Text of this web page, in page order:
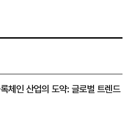
체인 산업의 도약: 글로벌 트렌드